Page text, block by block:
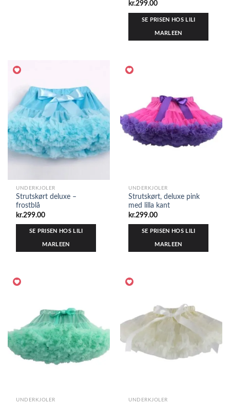
kr.299.00
SE PRISEN HOS LILI
MARLEEN
UNDERKJOLER
Strutskørt deluxe –
frostblå
kr.299.00
SE PRISEN HOS LILI
MARLEEN
UNDERKJOLER
Strutskørt, deluxe pink
med lilla kant
kr.299.00
SE PRISEN HOS LILI
MARLEEN
UNDERKJOLER UNDERKJOLER